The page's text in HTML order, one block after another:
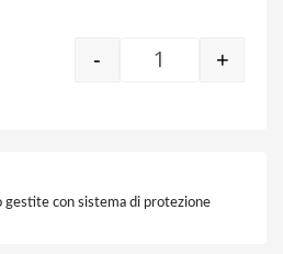
Quantity
- +
gestite con sistema di protezione